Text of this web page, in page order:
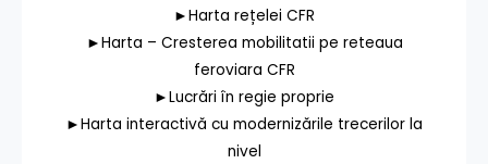
►Harta rețelei CFR
►Harta – Cresterea mobilitatii pe reteaua
feroviara CFR
►Lucrări în regie proprie
►Harta interactivă cu modernizările trecerilor la
nivel